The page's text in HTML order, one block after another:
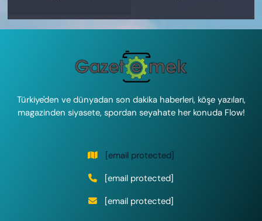
Türkiye'den ve dünyadan son dakika haberleri, köşe yazıları,
magazinden siyasete, spordan seyahate her konuda Flow!
[email protected]
[email protected]
[email protected]